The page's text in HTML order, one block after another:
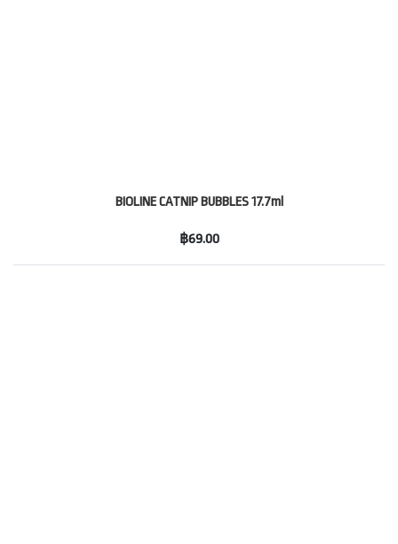
BIOLINE CATNIP BUBBLES 17.7ml
฿69.00